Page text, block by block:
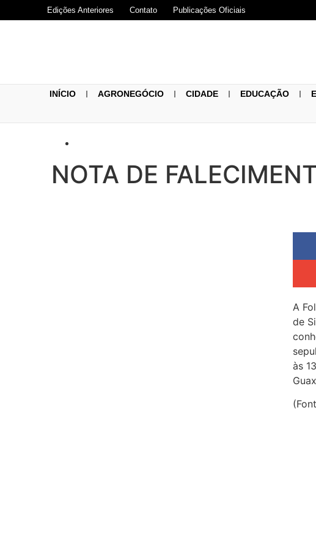
Edições Anteriores Contato Publicações Oficiais
INÍCIO AGRONEGÓCIO CIDADE EDUCAÇÃO
NOTA DE
A
de
às